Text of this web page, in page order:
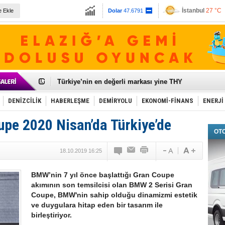
Ekle Dolar47.6791
Euro55.1258
İstanbul 27 °C
Ankara31 °C
Galataport Projesi'nde sona yaklaşıldı
BMW, deniz biyoyakıtını UECC, GoodShipping ile
Kiralık minibüse talep artışı var
VW'de üst düzey atama
Türkiye’nin en değerli markası yine THY
İzmir-Antalya seyahat süresi 3 saate inecek
Osmanlı'nın projesi ülkeye milyarlarca dolar gelir
Otomotivde üretim artıyor, satış beklentileri yükseldi
Toyota Türkiye, 800 kişi istihdam edecek
Otomobil ihracatı mayıs ayında yüzde 56 azaldı
İran'a ait yük gemisi Irak karasularında battı
'Jet uçak' çözümü ile gemi ihracatına hareketlilik
Rus savaş gemisi Çanakkale Boğazı’ndan geçti
DENİZCİLİK HABERLEŞME DEMİRYOLU EKONOMİ-FİNANS ENERJİ
2020 Nisan’da Türkiye’de
18.10.2019 16:25
BMW’nin 7 yıl önce başlattığı Gran Coupe
akımının son temsilcisi olan BMW 2 Serisi Gran
Coupe, BMW'nin sahip olduğu dinamizmi estetik
ve duygulara hitap eden bir tasarım ile
birleştiriyor.